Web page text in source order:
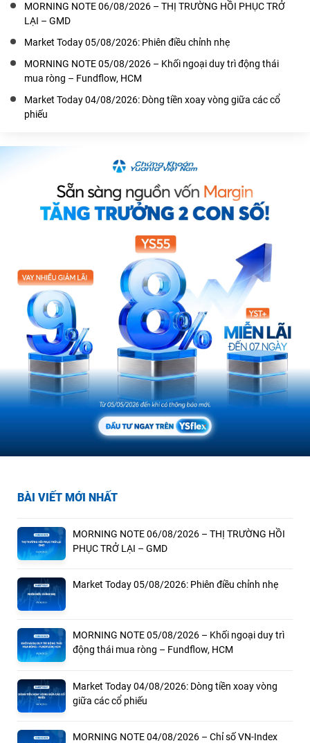
BÀI VIẾT MỚI NHẤT
MORNING NOTE 06/08/2026 – THỊ TRƯỜNG HỒI
PHỤC TRỞ LẠI – GMD
Market Today 05/08/2026: Phiên điều chỉnh nhẹ
MORNING NOTE 05/08/2026 – Khối ngoại duy trì
động thái mua ròng – Fundflow, HCM
Market Today 04/08/2026: Dòng tiền xoay vòng
giữa các cổ phiếu
MORNING NOTE 04/08/2026 – Chỉ số VN-Index
MORNING NOTE 06/08/2026 – THỊ TRƯỜNG HỒI PHỤC TRỞ
LẠI – GMD
Market Today 05/08/2026: Phiên điều chỉnh nhẹ
MORNING NOTE 05/08/2026 – Khối ngoại duy trì động thái
mua ròng – Fundflow, HCM
Market Today 04/08/2026: Dòng tiền xoay vòng giữa các cổ
phiếu